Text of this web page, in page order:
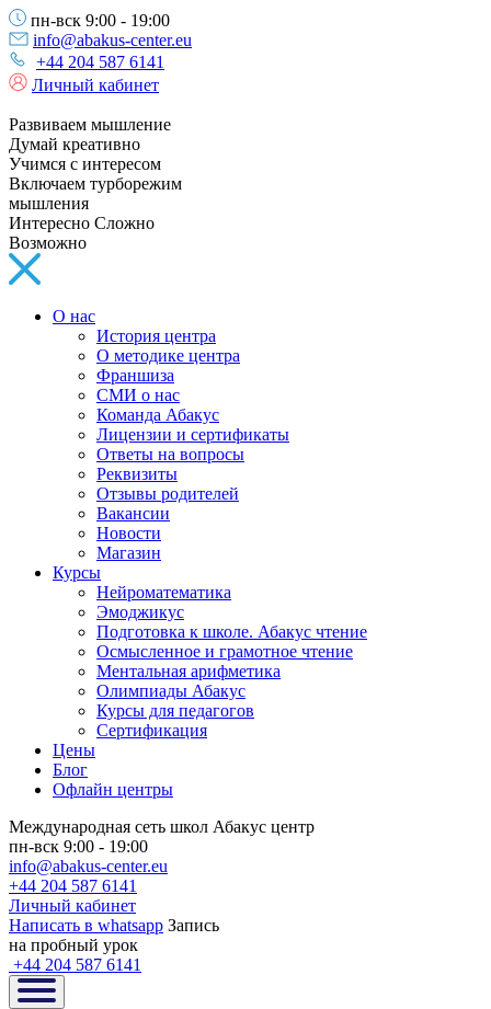
пн-вск 9:00 - 19:00
info@abakus-center.eu
+44 204 587 6141
Личный кабинет
Развиваем мышление
Думай креативно
Учимся с интересом
Включаем турборежим
мышления
Интересно Сложно
Возможно
О нас
История центра
О методике центра
Франшиза
СМИ о нас
Команда Абакус
Лицензии и сертификаты
Ответы на вопросы
Реквизиты
Отзывы родителей
Вакансии
Новости
Магазин
Курсы
Нейроматематика
Эмоджикус
Подготовка к школе. Абакус чтение
Осмысленное и грамотное чтение
Ментальная арифметика
Олимпиады Абакус
Курсы для педагогов
Сертификация
Цены
Блог
Офлайн центры
Международная сеть школ Абакус центр
пн-вск 9:00 - 19:00
info@abakus-center.eu
+44 204 587 6141
Личный кабинет
Написать в whatsapp Запись
на пробный урок
+44 204 587 6141